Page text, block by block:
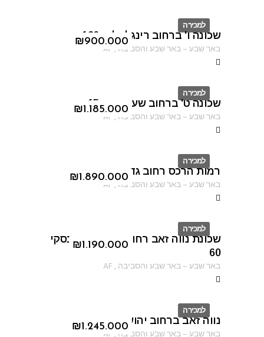
למכירה
ID
₪900.000
שכונה ו' ברחוב רינגלבלום 126
באר שבע–באר שבע והסביבה ,
AF
למכירה
ID
₪1.185.000
שכונה ט' ברחוב שער הגיא 15
באר שבע–באר שבע והסביבה ,
AF
למכירה
ID
₪1.890.000
רמות הרכס רחוב גדעון האוזנר
באר שבע–באר שבע והסביבה ,
AF
למכירה
ID
₪1.190.000
שכונת נווה זאב רחוב יוהנה זבוטינסקי
60
באר שבע–באר שבע והסביבה ,
AF
למכירה
ID
₪1.245.000
נווה זאב ברחוב יהושוע יבין